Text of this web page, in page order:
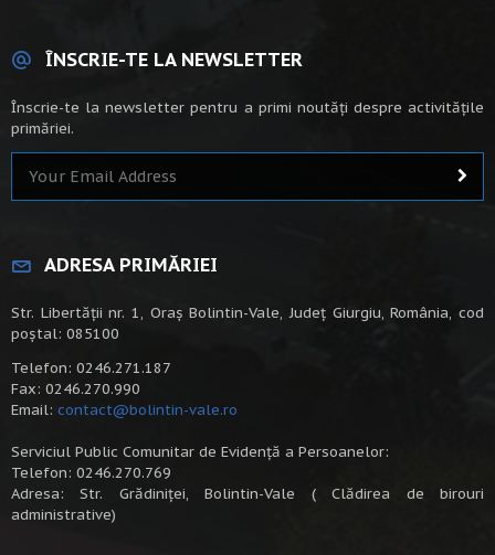
ÎNSCRIE-TE LA NEWSLETTER
Înscrie-te la newsletter pentru a primi noutăți despre activitățile
primăriei.
ADRESA PRIMĂRIEI
Str. Libertății nr. 1, Oraș Bolintin-Vale, Județ Giurgiu, România, cod
poștal: 085100
Telefon: 0246.271.187
Fax: 0246.270.990
Email: contact@bolintin-vale.ro
Serviciul Public Comunitar de Evidență a Persoanelor:
Telefon: 0246.270.769
Adresa: Str. Grădiniței, Bolintin-Vale ( Clădirea de birouri
administrative)